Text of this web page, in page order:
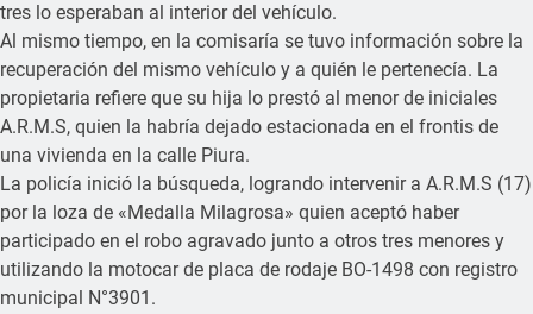
tres lo esperaban al interior del vehículo.
Al mismo tiempo, en la comisaría se tuvo información sobre la
recuperación del mismo vehículo y a quién le pertenecía. La
propietaria refiere que su hija lo prestó al menor de iniciales
A.R.M.S, quien la habría dejado estacionada en el frontis de
una vivienda en la calle Piura.
La policía inició la búsqueda, logrando intervenir a A.R.M.S (17)
por la loza de «Medalla Milagrosa» quien aceptó haber
participado en el robo agravado junto a otros tres menores y
utilizando la motocar de placa de rodaje BO-1498 con registro
municipal N°3901.